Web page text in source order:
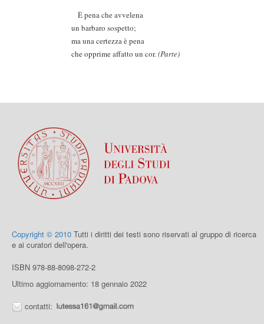
È pena che avvelena
un barbaro sospetto;
ma una certezza è pena
che opprime affatto un cor.(Parte)
Copyright © 2010 Tutti i diritti dei testi sono riservati al gruppo di ricerca
e ai curatori dell'opera.
ISBN 978-88-8098-272-2
Ultimo aggiornamento: 18 gennaio 2022
contatti: